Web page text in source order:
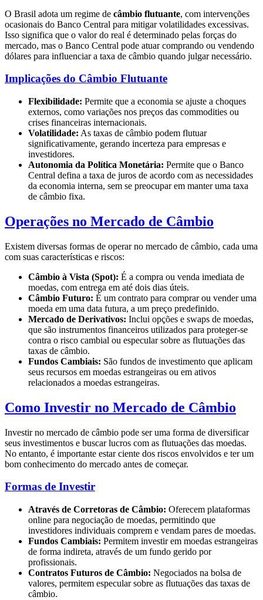
O Brasil adota um regime de câmbio flutuante, com intervenções
ocasionais do Banco Central para mitigar volatilidades excessivas.
Isso significa que o valor do real é determinado pelas forças do
mercado, mas o Banco Central pode atuar comprando ou vendendo
dólares para influenciar a taxa de câmbio quando julgar necessário.
Implicações do Câmbio Flutuante
Flexibilidade: Permite que a economia se ajuste a choques
externos, como variações nos preços das commodities ou
crises financeiras internacionais.
Volatilidade: As taxas de câmbio podem flutuar
significativamente, gerando incerteza para empresas e
investidores.
Autonomia da Política Monetária: Permite que o Banco
Central defina a taxa de juros de acordo com as necessidades
da economia interna, sem se preocupar em manter uma taxa
de câmbio fixa.
Operações no Mercado de Câmbio
Existem diversas formas de operar no mercado de câmbio, cada uma
com suas características e riscos:
Câmbio à Vista (Spot): É a compra ou venda imediata de
moedas, com entrega em até dois dias úteis.
Câmbio Futuro: É um contrato para comprar ou vender uma
moeda em uma data futura, a um preço predefinido.
Mercado de Derivativos: Inclui opções e swaps de moedas,
que são instrumentos financeiros utilizados para proteger-se
contra o risco cambial ou especular sobre as flutuações das
taxas de câmbio.
Fundos Cambiais: São fundos de investimento que aplicam
seus recursos em moedas estrangeiras ou em ativos
relacionados a moedas estrangeiras.
Como Investir no Mercado de Câmbio
Investir no mercado de câmbio pode ser uma forma de diversificar
seus investimentos e buscar lucros com as flutuações das moedas.
No entanto, é importante estar ciente dos riscos envolvidos e ter um
bom conhecimento do mercado antes de começar.
Formas de Investir
Através de Corretoras de Câmbio: Oferecem plataformas
online para negociação de moedas, permitindo que
investidores individuais comprem e vendam pares de moedas.
Fundos Cambiais: Permitem investir em moedas estrangeiras
de forma indireta, através de um fundo gerido por
profissionais.
Contratos Futuros de Câmbio: Negociados na bolsa de
valores, permitem especular sobre as flutuações das taxas de
câmbio.